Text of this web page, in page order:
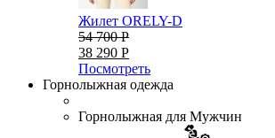
Жилет ORELY-D
54 700 Р
38 290 Р
Посмотреть
Горнолыжная одежда
Горнолыжная для Мужчин